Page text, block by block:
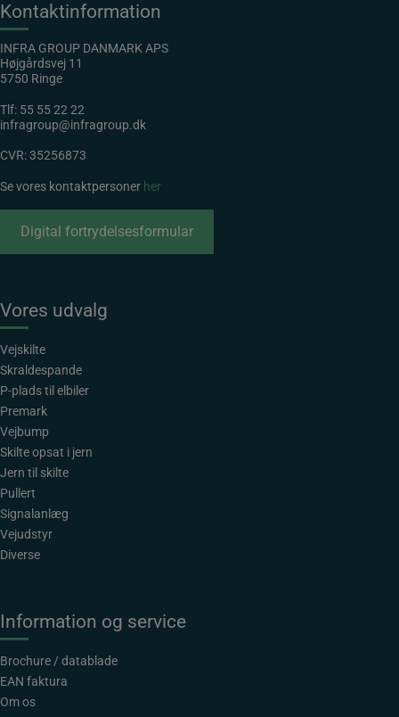
Kontaktinformation
INFRA GROUP DANMARK APS
Højgårdsvej 11
5750 Ringe
Tlf: 55 55 22 22
infragroup@infragroup.dk
CVR: 35256873
Se vores kontaktpersoner her
Digital fortrydelsesformular
Vores udvalg
Vejskilte
Skraldespande
P-plads til elbiler
Premark
Vejbump
Skilte opsat i jern
Jern til skilte
Pullert
Signalanlæg
Vejudstyr
Diverse
Information og service
Brochure / datablade
EAN faktura
Om os